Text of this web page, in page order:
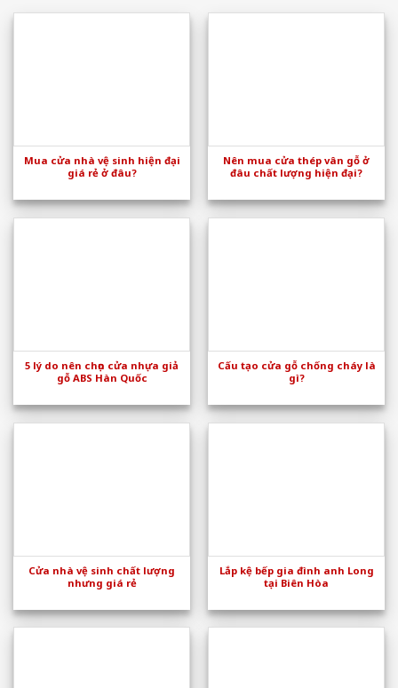
Mua cửa nhà vệ sinh hiện đại
giá rẻ ở đâu?
Nên mua cửa thép vân gỗ ở
đâu chất lượng hiện đại?
5 lý do nên chọn cửa nhựa giả
gỗ ABS Hàn Quốc
Cấu tạo cửa gỗ chống cháy là
gì?
Cửa nhà vệ sinh chất lượng
nhưng giá rẻ
Lắp kệ bếp gia đình anh Long
tại Biên Hòa